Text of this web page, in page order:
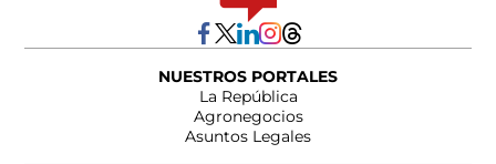
NUESTROS PORTALES
La República
Agronegocios
Asuntos Legales